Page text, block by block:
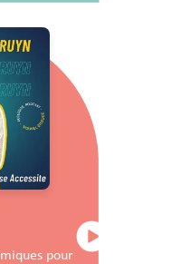
pour les centres